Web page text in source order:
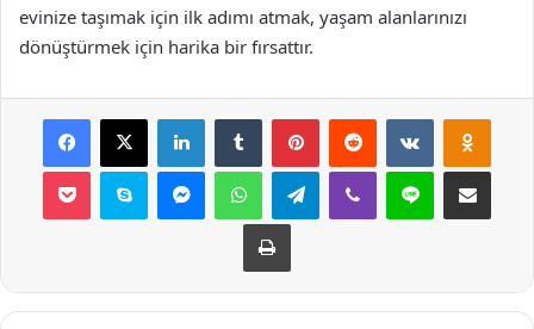
evinize taşımak için ilk adımı atmak, yaşam alanlarınızı
dönüştürmek için harika bir fırsattır.
Facebook
X LinkedInTumblr PinterestReddit VKontakte
Pocket Skype MessengerWhatsAppTelegramViber Line E-Posta ile
Yazdır